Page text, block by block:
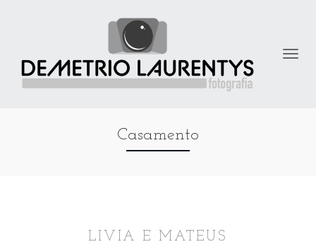
Casamento
LIVIA E MATEUS